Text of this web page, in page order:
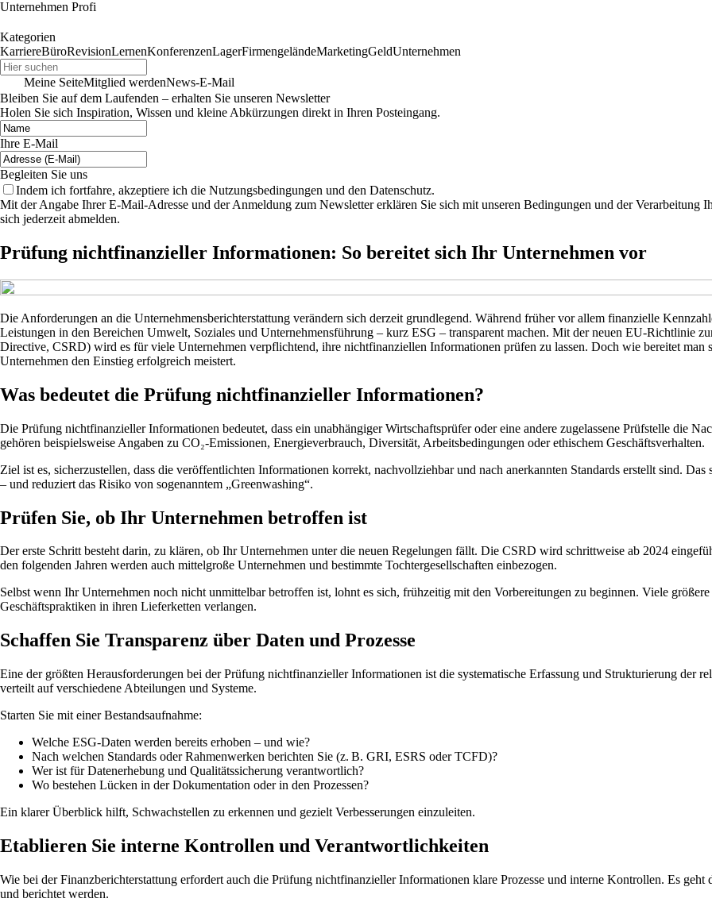
Unternehmen Profi
Kategorien
KarriereBüroRevisionLernenKonferenzenLagerFirmengeländeMarketingGeldUnternehmen
Meine SeiteMitglied werdenNews-E-Mail
Bleiben Sie auf dem Laufenden – erhalten Sie unseren Newsletter
Holen Sie sich Inspiration, Wissen und kleine Abkürzungen direkt in Ihren Posteingang.
Ihre E-Mail
Begleiten Sie uns
Indem ich fortfahre, akzeptiere ich die Nutzungsbedingungen und den Datenschutz.
Mit der Angabe Ihrer E-Mail-Adresse und der Anmeldung zum Newsletter erklären Sie sich mit unseren Bedingungen und der Verarbeitung
sich jederzeit abmelden.
Prüfung nichtfinanzieller Informationen: So bereitet sich Ihr Unternehmen vor
Die Anforderungen an die Unternehmensberichterstattung verändern sich derzeit grundlegend. Während früher vor allem finanzielle
Leistungen in den Bereichen Umwelt, Soziales und Unternehmensführung – kurz ESG – transparent machen. Mit der neuen EU-Richtlinie
Directive, CSRD) wird es für viele Unternehmen verpflichtend, ihre nichtfinanziellen Informationen prüfen zu lassen. Doch wie bereitet man
Unternehmen den Einstieg erfolgreich meistert.
Was bedeutet die Prüfung nichtfinanzieller Informationen?
Die Prüfung nichtfinanzieller Informationen bedeutet, dass ein unabhängiger Wirtschaftsprüfer oder eine andere zugelassene Prüfstelle die
gehören beispielsweise Angaben zu CO₂-Emissionen, Energieverbrauch, Diversität, Arbeitsbedingungen oder ethischem Geschäftsverhalten.
Ziel ist es, sicherzustellen, dass die veröffentlichten Informationen korrekt, nachvollziehbar und nach anerkannten Standards erstellt sind.
– und reduziert das Risiko von sogenanntem „Greenwashing“.
Prüfen Sie, ob Ihr Unternehmen betroffen ist
Der erste Schritt besteht darin, zu klären, ob Ihr Unternehmen unter die neuen Regelungen fällt. Die CSRD wird schrittweise ab 2024
den folgenden Jahren werden auch mittelgroße Unternehmen und bestimmte Tochtergesellschaften einbezogen.
Selbst wenn Ihr Unternehmen noch nicht unmittelbar betroffen ist, lohnt es sich, frühzeitig mit den Vorbereitungen zu beginnen. Viele
Geschäftspraktiken in ihren Lieferketten verlangen.
Schaffen Sie Transparenz über Daten und Prozesse
Eine der größten Herausforderungen bei der Prüfung nichtfinanzieller Informationen ist die systematische Erfassung und Strukturierung der
verteilt auf verschiedene Abteilungen und Systeme.
Starten Sie mit einer Bestandsaufnahme:
Welche ESG-Daten werden bereits erhoben – und wie?
Nach welchen Standards oder Rahmenwerken berichten Sie (z. B. GRI, ESRS oder TCFD)?
Wer ist für Datenerhebung und Qualitätssicherung verantwortlich?
Wo bestehen Lücken in der Dokumentation oder in den Prozessen?
Ein klarer Überblick hilft, Schwachstellen zu erkennen und gezielt Verbesserungen einzuleiten.
Etablieren Sie interne Kontrollen und Verantwortlichkeiten
Wie bei der Finanzberichterstattung erfordert auch die Prüfung nichtfinanzieller Informationen klare Prozesse und interne Kontrollen. Es
und berichtet werden.